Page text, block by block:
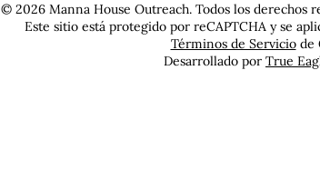
© 2026 Manna House Outreach. Todos los derechos
Este sitio está protegido por reCAPTCHA y se
Términos de Serviciode
Desarrollado por True